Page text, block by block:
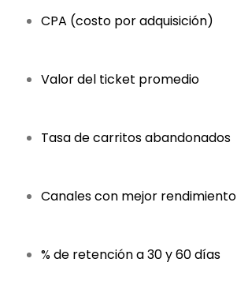
CPA (costo por adquisición)
Valor del ticket promedio
Tasa de carritos abandonados
Canales con mejor rendimiento
% de retención a 30 y 60 días